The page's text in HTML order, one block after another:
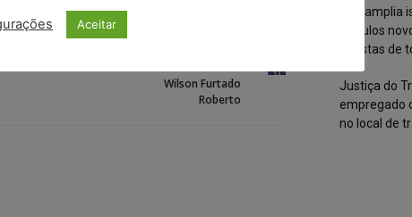
Wilson Furtado
Roberto
STF amplia
veículos
autistas de
Justiça do
empregado
no local de
Aceitar